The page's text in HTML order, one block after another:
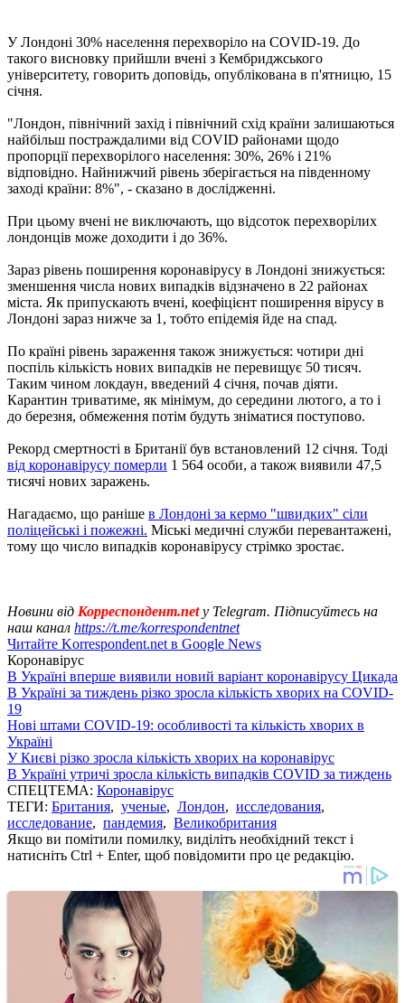
У Лондоні 30% населення перехворіло на COVID-19. До
такого висновку прийшли вчені з Кембриджського
університету, говорить доповідь, опублікована в п'ятницю, 15
січня.
"Лондон, північний захід і північний схід країни залишаються
найбільш постраждалими від COVID районами щодо
пропорції перехворілого населення: 30%, 26% і 21%
відповідно. Найнижчий рівень зберігається на південному
заході країни: 8%", - сказано в дослідженні.
При цьому вчені не виключають, що відсоток перехворілих
лондонців може доходити і до 36%.
Зараз рівень поширення коронавірусу в Лондоні знижується:
зменшення числа нових випадків відзначено в 22 районах
міста. Як припускають вчені, коефіцієнт поширення вірусу в
Лондоні зараз нижче за 1, тобто епідемія йде на спад.
По країні рівень зараження також знижується: чотири дні
поспіль кількість нових випадків не перевищує 50 тисяч.
Таким чином локдаун, введений 4 січня, почав діяти.
Карантин триватиме, як мінімум, до середини лютого, а то і
до березня, обмеження потім будуть зніматися поступово.
Рекорд смертності в Британії був встановлений 12 січня. Тоді
від коронавірусу померли 1 564 особи, а також виявили 47,5
тисячі нових заражень.
Нагадаємо, що раніше в Лондоні за кермо "швидких" сіли
поліцейські і пожежні. Міські медичні служби перевантажені,
тому що число випадків коронавірусу стрімко зростає.
Новини від Корреспондент.netу Telegram. Підписуйтесь на
наш канал https://t.me/korrespondentnet
Читайте Korrespondent.net в Google News
Коронавірус
В Україні вперше виявили новий варіант коронавірусу Цикада
В Україні за тиждень різко зросла кількість хворих на COVID-
19
Нові штами COVID-19: особливості та кількість хворих в
Україні
У Києві різко зросла кількість хворих на коронавірус
В Україні утричі зросла кількість випадків COVID за тиждень
СПЕЦТЕМА: Коронавірус
ТЕГИ: Британия, ученые, Лондон, исследования,
исследование, пандемия, Великобритания
Якщо ви помітили помилку, виділіть необхідний текст і
натисніть Ctrl + Enter, щоб повідомити про це редакцію.